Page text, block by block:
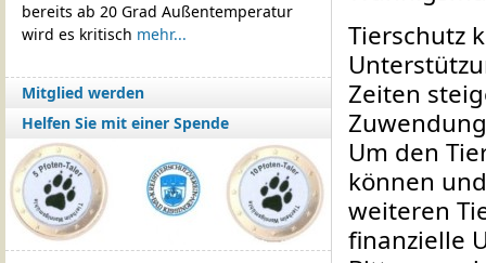
bereits ab 20 Grad Außentemperatur
wird es kritisch mehr...
Mitglied werden
Helfen Sie mit einer Spende
Tierschutz
Zeiten
Um den
können
weiteren
finanzielle